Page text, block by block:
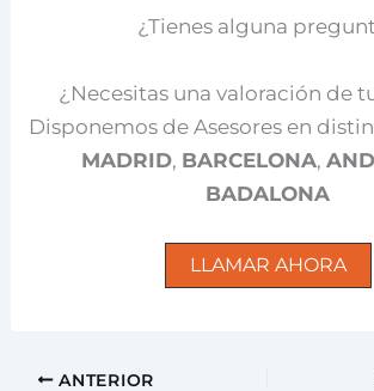
¿Tienes alguna
¿Necesitas una valoración de
Disponemos de Asesores en
MADRID, BARCELONA,
BADALONA
LLAMAR AHORA
ANTERIOR